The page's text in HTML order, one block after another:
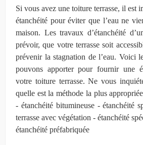
Si vous avez une toiture terrasse, il est
étanchéité pour éviter que l’eau ne
maison. Les travaux d’étanchéité
prévoir, que votre terrasse soit
prévenir la stagnation de l’eau. Voici
pouvons apporter pour fournir une
votre toiture terrasse. Ne vous
quelle est la méthode la plus
- étanchéité bitumineuse - étanchéité
terrasse avec végétation - étanchéité
étanchéité préfabriquée